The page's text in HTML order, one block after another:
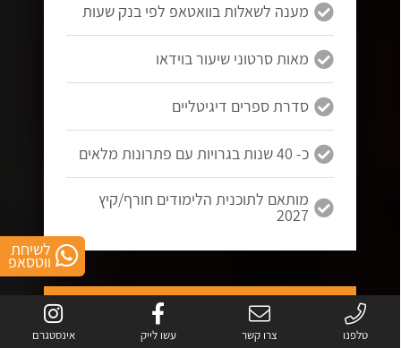
מענה לשאלות בוואטאפ לפי בנק שעות
מאות סרטוני שיעור בוידאו
סדרת ספרים דיגיטליים
כ- 40 שנות בגרויות עם פתרונות מלאים
מותאם לתוכנית הלימודים חורף/קיץ
2027
בגרות במתמטיקה
לשיחת
ווטסאפ
טלפנו צרו קשר עשו לייק אינסטגרם